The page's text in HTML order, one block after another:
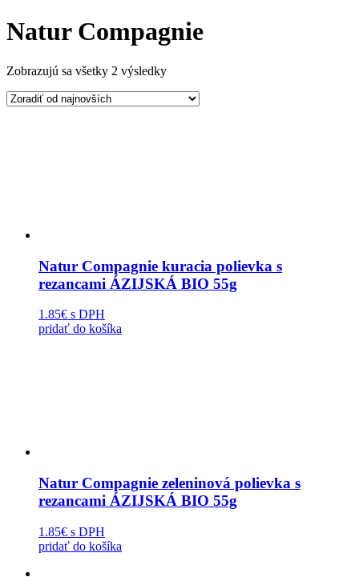
Natur Compagnie
Zobrazujú sa všetky 2 výsledky
Natur Compagnie kuracia polievka s
rezancami ÁZIJSKÁ BIO 55g
1.85€ s DPH
pridať do košíka
Natur Compagnie zeleninová polievka s
rezancami ÁZIJSKÁ BIO 55g
1.85€ s DPH
pridať do košíka